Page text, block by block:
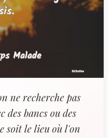
ne recherche pas
des bancs ou des
soit le lieu où l'on